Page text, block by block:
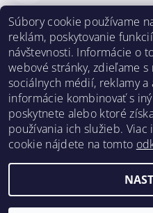
1
Bestent.cz
2026 © BESTENT.sk,
Súbory cookie používame
reklám, poskytovanie
návštevnosti. Informácie o
webové stránky, zdieľame
sociálnych médií, reklamy
informácie kombinovať s
poskytnete alebo ktoré
používania ich služieb.
cookie nájdete na tomto